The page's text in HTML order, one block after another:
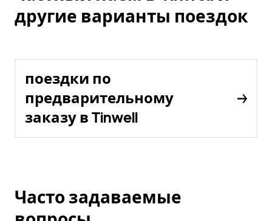
другие варианты поездок
поездки по
предварительному
заказу в Tinwell
Часто задаваемые